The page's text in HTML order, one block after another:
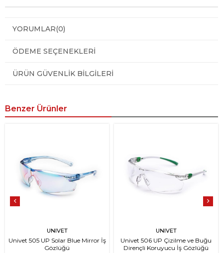
YORUMLAR(0)
ÖDEME SEÇENEKLERI
ÜRÜN GÜVENLIK BILGILERI
Benzer Ürünler
UNIVET
Univet 505 UP Solar Blue Mirror İş
Gözlüğü
UNIVET
Univet 506 UP Çizilme ve Buğu
Dirençli Koruyucu İş Gözlüğü